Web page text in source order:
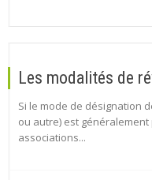
Les modalités de
Si le mode de désignation
ou autre) est
associations...